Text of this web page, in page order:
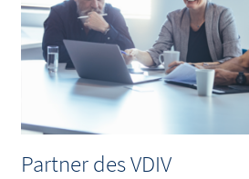
Partner des VDIV